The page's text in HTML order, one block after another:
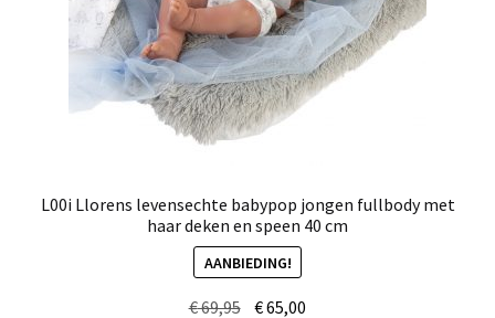
L00i Llorens levensechte babypop jongen fullbody met
haar deken en speen 40 cm
AANBIEDING!
€69,95 Oorspronkelijke
€65,00